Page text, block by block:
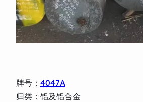
牌号： 4047A
归类：铝及铝合金